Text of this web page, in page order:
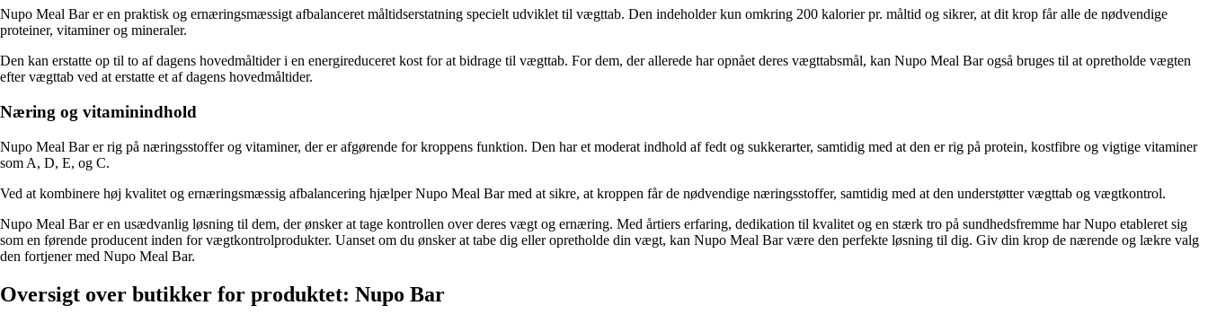
Nupo Meal Bar er en praktisk og ernæringsmæssigt afbalanceret måltidserstatning specielt udviklet til vægttab. Den indeholder kun omkring 200 kalorier pr. måltid og sikrer, at dit krop får alle de nødvendige
proteiner, vitaminer og mineraler.
Den kan erstatte op til to af dagens hovedmåltider i en energireduceret kost for at bidrage til vægttab. For dem, der allerede har opnået deres vægttabsmål, kan Nupo Meal Bar også bruges til at opretholde vægten
efter vægttab ved at erstatte et af dagens hovedmåltider.
Næring og vitaminindhold
Nupo Meal Bar er rig på næringsstoffer og vitaminer, der er afgørende for kroppens funktion. Den har et moderat indhold af fedt og sukkerarter, samtidig med at den er rig på protein, kostfibre og vigtige vitaminer
som A, D, E, og C.
Ved at kombinere høj kvalitet og ernæringsmæssig afbalancering hjælper Nupo Meal Bar med at sikre, at kroppen får de nødvendige næringsstoffer, samtidig med at den understøtter vægttab og vægtkontrol.
Nupo Meal Bar er en usædvanlig løsning til dem, der ønsker at tage kontrollen over deres vægt og ernæring. Med årtiers erfaring, dedikation til kvalitet og en stærk tro på sundhedsfremme har Nupo etableret sig
som en førende producent inden for vægtkontrolprodukter. Uanset om du ønsker at tabe dig eller opretholde din vægt, kan Nupo Meal Bar være den perfekte løsning til dig. Giv din krop de nærende og lækre valg
den fortjener med Nupo Meal Bar.
Oversigt over butikker for produktet: Nupo Bar